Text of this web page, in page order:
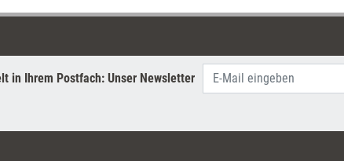
sofort
in Ihrem Postfach: Unser Newsletter